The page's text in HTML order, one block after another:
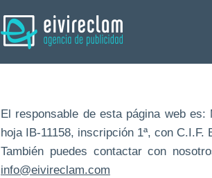
El responsable de esta página web
hoja IB-11158, inscripción 1ª, con
También puedes contactar con
info@eivireclam.com